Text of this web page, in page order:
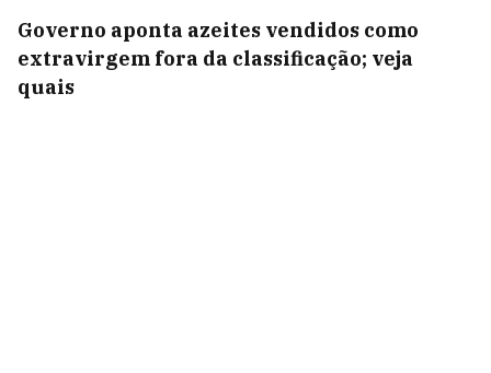
Governo aponta azeites vendidos como
extravirgem fora da classificação; veja
quais